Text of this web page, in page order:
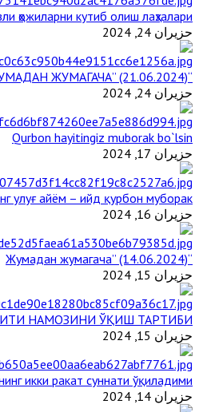
ҳожиларни кутиб олиш лаҳзалари
حزيران 24, 2024
“ЖУМАДАН ЖУМАГАЧА” (21.06.2024)
حزيران 24, 2024
Qurbon hayitingiz muborak bo`lsin
حزيران 17, 2024
улуғ айём – ийд қурбон муборак!
حزيران 16, 2024
“Жумадан жумагача” (14.06.2024)
حزيران 15, 2024
НАМОЗИНИ ЎҚИШ ТАРТИБИ
حزيران 15, 2024
икки ракат суннати ўқиладими?
حزيران 14, 2024